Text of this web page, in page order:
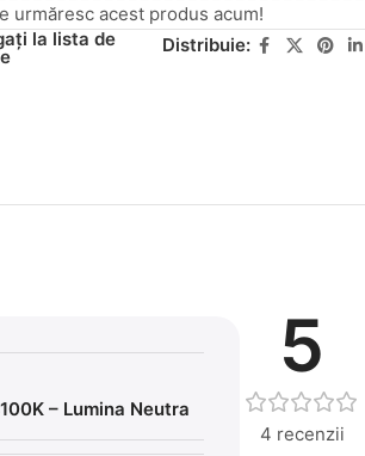
urmăresc acest produs acum!
la lista de Distribuie:
– Lumina Neutra
5
4 recenzii